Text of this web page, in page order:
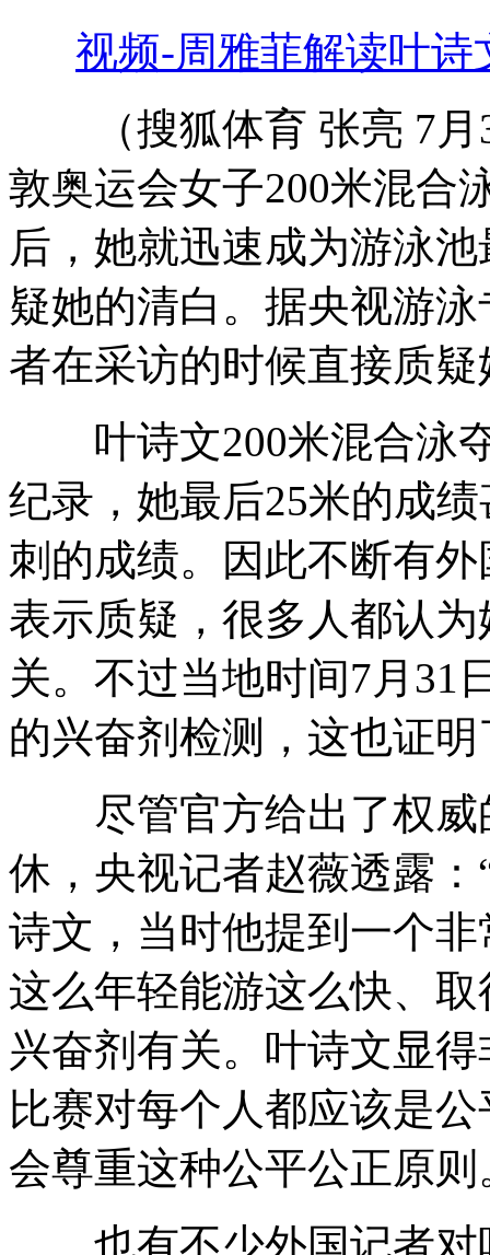
视频-周雅菲解读叶
（搜狐体育 张亮 7月
敦奥运会女子200米混合
后，她就迅速成为游泳
疑她的清白。据央视游
者在采访的时候直接质
叶诗文200米混合泳夺
纪录，她最后25米的成
刺的成绩。因此不断有
表示质疑，很多人都认
关。不过当地时间7月31
的兴奋剂检测，这也证
尽管官方给出了权威
休，央视记者赵薇透露
诗文，当时他提到一个
这么年轻能游这么快、
兴奋剂有关。叶诗文显
比赛对每个人都应该是
会尊重这种公平公正原则
也有不少外国记者对